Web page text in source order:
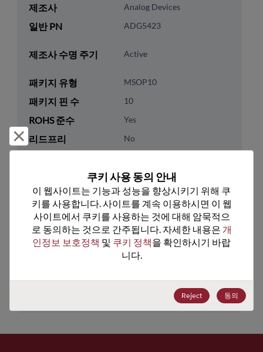
제조사 Analog Devices
일반 PN ADG5423
제조사 수명 주기 Active
패키지 유형 MSOP10
패키지 핀 수 10
ROHS 준수 Yes
리드프리 No
1000
기술 카테고리 Analog & Mixed Signal
기술 하위 카테고리 Multiplexer & Switch
기술 그룹 Multiplexers/Switches
거부 및 닫기
쿠키 사용 동의 안내
이 웹사이트는 기능과 성능을 향상시키기 위해 쿠
키를 사용합니다. 사이트를 계속 이용하시면 이 웹
사이트에서 쿠키를 사용하는 것에 대해 암묵적으
로 동의하는 것으로 간주됩니다. 자세한 내용은 개
인정보 보호정책 및 쿠키 정책을 확인하시기 바랍
니다.
Reject 동의